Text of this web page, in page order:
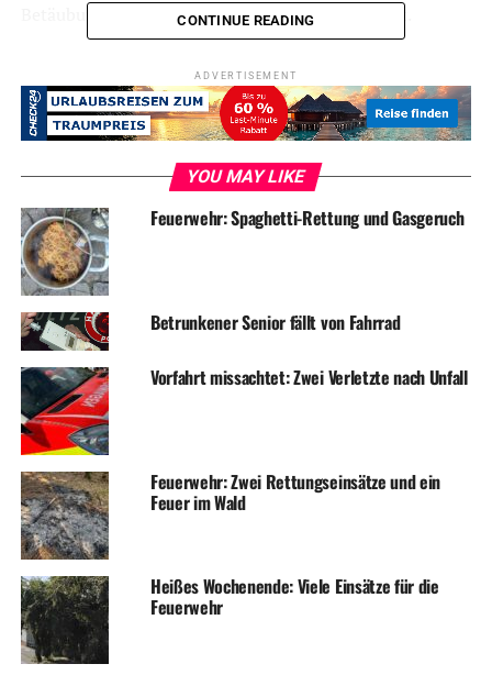
Betäubungsmittel aufgefunden und sichergestellt.
Symbolfoto / Archiv
ADVERTISEMENT
RELATED TOPICS:
Einbruch in Einfamilienhaus
Zeitumstellung: Sommerzeit endet in der Nacht auf
Sonntag
CONTINUE READING
ADVERTISEMENT
YOU MAY LIKE
Feuerwehr: Spaghetti-Rettung und Gasgeruch
Betrunkener Senior fällt von Fahrrad
Vorfahrt missachtet: Zwei Verletzte nach Unfall
Feuerwehr: Zwei Rettungseinsätze und ein
Feuer im Wald
Heißes Wochenende: Viele Einsätze für die
Feuerwehr